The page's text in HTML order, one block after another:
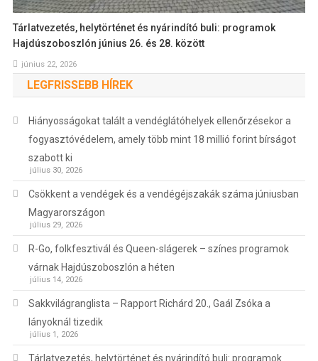
Tárlatvezetés, helytörténet és nyárindító buli: programok
Hajdúszoboszlón június 26. és 28. között
június 22, 2026
LEGFRISSEBB HÍREK
Hiányosságokat talált a vendéglátóhelyek ellenőrzésekor a
fogyasztóvédelem, amely több mint 18 millió forint bírságot
szabott ki
július 30, 2026
Csökkent a vendégek és a vendégéjszakák száma júniusban
Magyarországon
július 29, 2026
R-Go, folkfesztivál és Queen-slágerek – színes programok
várnak Hajdúszoboszlón a héten
július 14, 2026
Sakkvilágranglista – Rapport Richárd 20., Gaál Zsóka a
lányoknál tizedik
július 1, 2026
Tárlatvezetés, helytörténet és nyárindító buli: programok